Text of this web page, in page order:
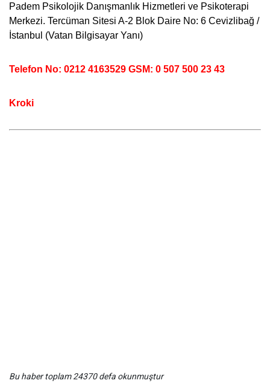
Padem Psikolojik Danışmanlık Hizmetleri ve Psikoterapi
Merkezi. Tercüman Sitesi A-2 Blok Daire No: 6 Cevizlibağ /
İstanbul (Vatan Bilgisayar Yanı)
Telefon No: 0212 4163529 GSM: 0 507 500 23 43
Kroki
Bu haber toplam 24370 defa okunmuştur